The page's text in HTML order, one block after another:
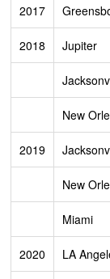
2017
2018 Jupiter
New
2019
New
Miami
2020 LA